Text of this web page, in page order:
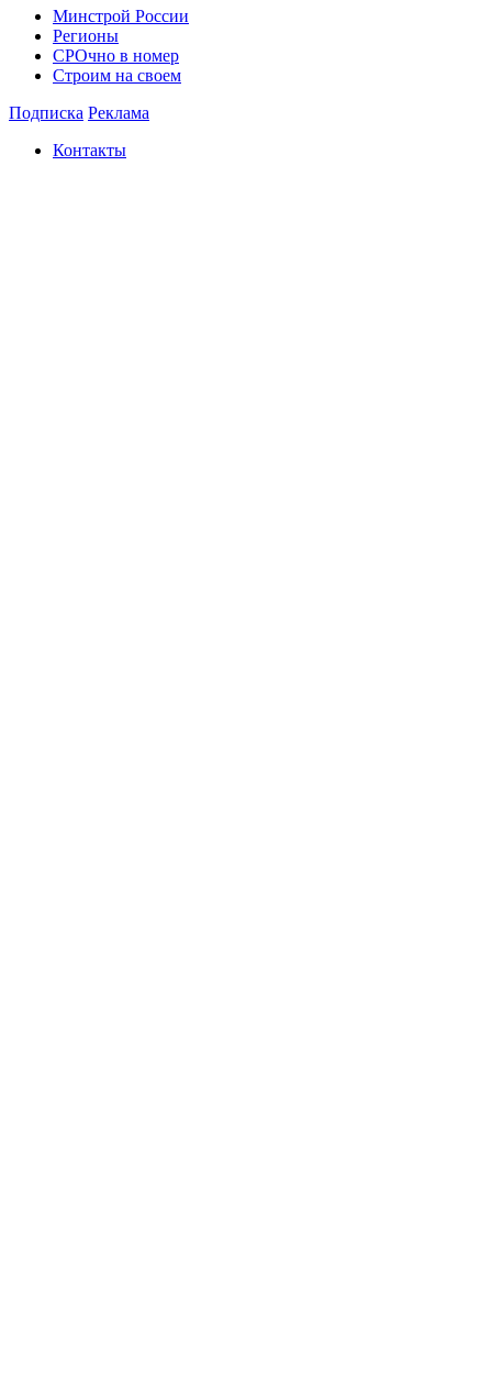
Минстрой России
Регионы
СРОчно в номер
Строим на своем
Подписка Реклама
Контакты